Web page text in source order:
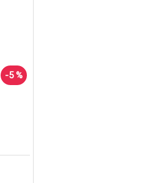
-5 %